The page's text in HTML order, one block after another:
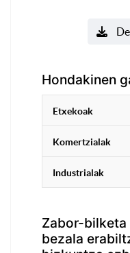
Hondakinen
Etxekoak
Komertzialak
Industrialak
Zabor-
bezala